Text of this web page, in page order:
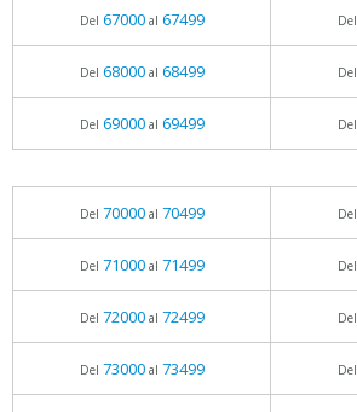
Del 67000al 67499 Del
Del 68000al 68499 Del
Del 69000al 69499 Del
Del 70000al 70499 Del
Del 71000al 71499 Del
Del 72000al 72499 Del
Del 73000al 73499 Del